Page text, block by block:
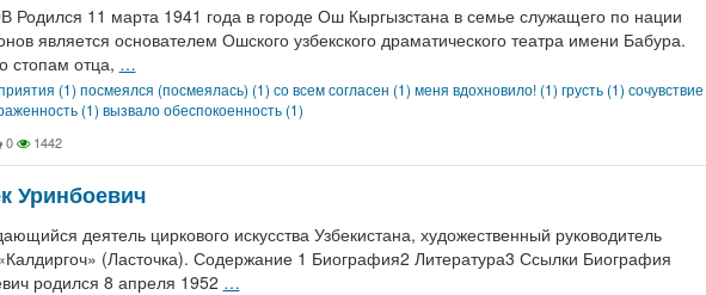
11 марта 1941 года в городе Ош Кыргызстана в семье служащего по нации
является основателем Ошского узбекского драматического театра имени Бабура.
стопам отца, …
(1) посмеялся (посмеялась) (1) со всем согласен (1) меня вдохновило! (1) грусть (1) сочувствие
(1) вызвало обеспокоенность (1)
0 1442
деятель циркового искусства Узбекистана, художественный руководитель
(Ласточка). Содержание 1 Биография2 Литература3 Ссылки Биография
родился 8 апреля 1952 …